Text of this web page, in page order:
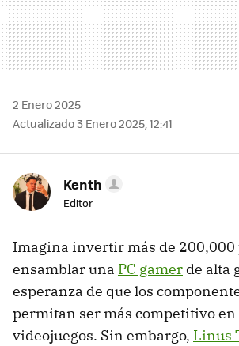
2 Enero 2025
Actualizado 3 Enero 2025, 12:41
Kenth
Editor
Imagina invertir más de 200,000
ensamblar una PC gamer de alta
esperanza de que los
permitan ser más competitivo en
videojuegos. Sin embargo, Linus